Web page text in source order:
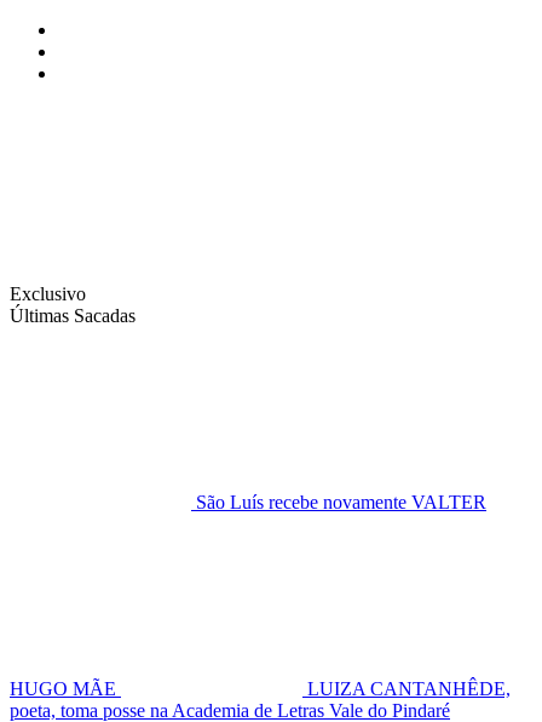
Exclusivo
Últimas Sacadas
São Luís recebe novamente VALTER
HUGO MÃE
LUIZA CANTANHÊDE,
poeta, toma posse na Academia de Letras Vale do Pindaré